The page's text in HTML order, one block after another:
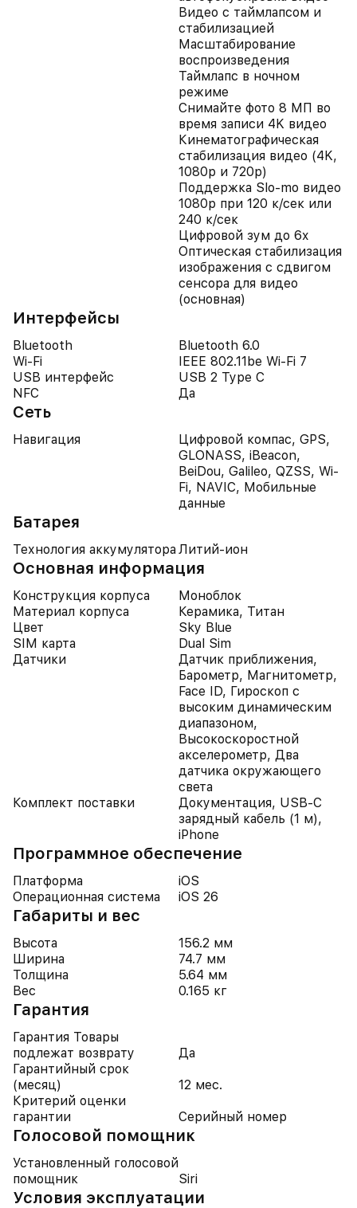
Видео с таймлапсом и
стабилизацией
Масштабирование
воспроизведения
Таймлапс в ночном
режиме
Снимайте фото 8 МП во
время записи 4K видео
Кинематографическая
стабилизация видео (4K,
1080p и 720p)
Поддержка Slo-mo видео
1080p при 120 к/сек или
240 к/сек
Цифровой зум до 6x
Оптическая стабилизация
изображения с сдвигом
сенсора для видео
(основная)
Интерфейсы
Bluetooth
Bluetooth 6.0
Wi-Fi
IEEE 802.11be Wi-Fi 7
USB интерфейс
USB 2 Type C
NFC
Да
Сеть
Навигация
Цифровой компас, GPS,
GLONASS, iBeacon,
BeiDou, Galileo, QZSS, Wi-
Fi, NAVIC, Мобильные
данные
Батарея
Технология аккумулятора Литий-ион
Основная информация
Конструкция корпуса
Моноблок
Материал корпуса
Керамика, Титан
Цвет
Sky Blue
SIM карта
Dual Sim
Датчики
Датчик приближения,
Барометр, Магнитометр,
Face ID, Гироскоп с
высоким динамическим
диапазоном,
Высокоскоростной
акселерометр, Два
датчика окружающего
света
Комплект поставки
Документация, USB-C
зарядный кабель (1 м),
iPhone
Программное обеспечение
Платформа
iOS
Операционная система
iOS 26
Габариты и вес
Высота
156.2 мм
Ширина
74.7 мм
Толщина
5.64 мм
Вес
0.165 кг
Гарантия
Гарантия Товары
подлежат возврату
Да
Гарантийный срок
(месяц)
12 мес.
Критерий оценки
гарантии
Серийный номер
Голосовой помощник
Установленный голосовой
помощник
Siri
Условия эксплуатации